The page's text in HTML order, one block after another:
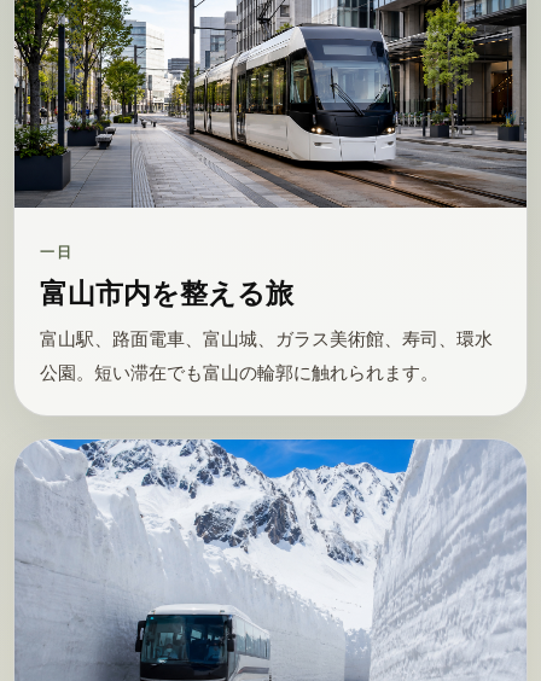
一日
富山市内を整える旅
富山駅、路面電車、富山城、ガラス美術館、寿司、環水
公園。短い滞在でも富山の輪郭に触れられます。